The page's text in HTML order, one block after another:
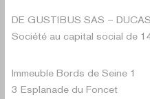
DE GUSTIBUS SAS –
Société au capital social de
Immeuble Bords de Seine 1
3 Esplanade du Foncet